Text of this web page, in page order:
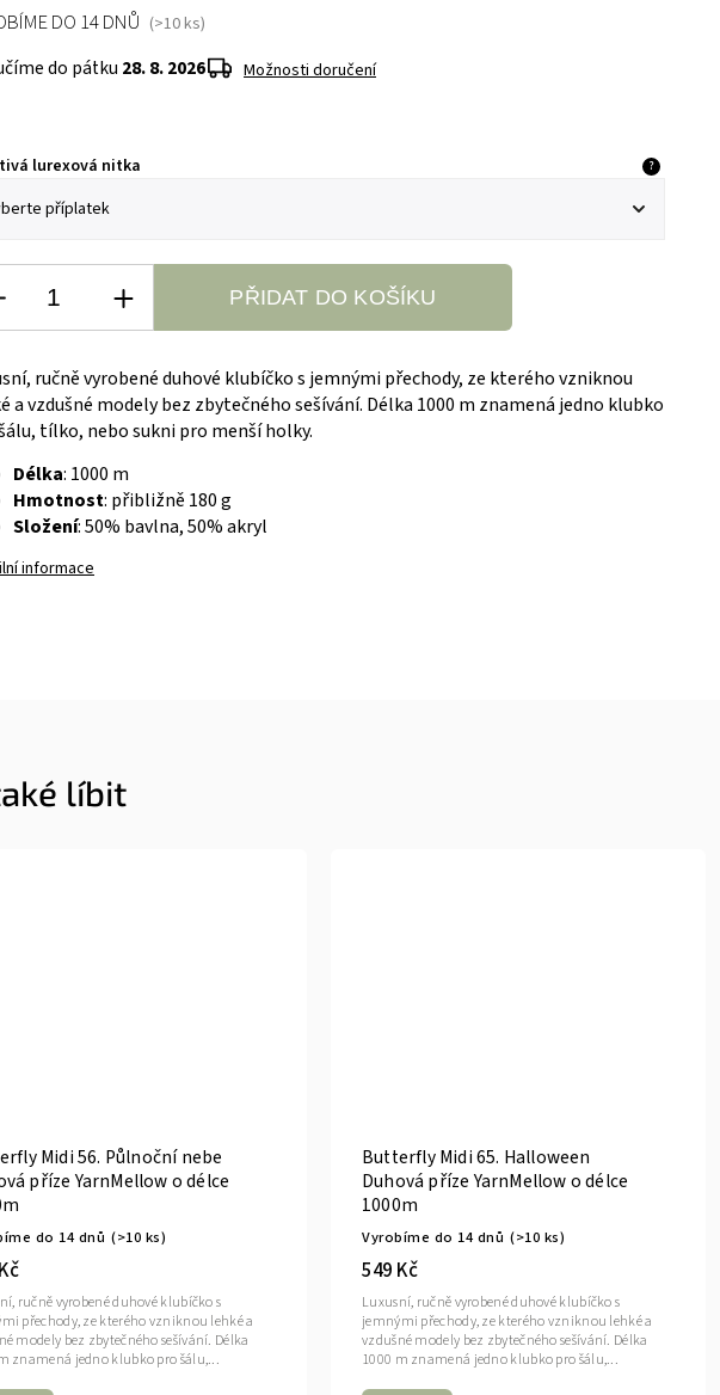
lurexová nitka ?
DO 14 DNŮ (>10 ks)
do pátku 28. 8. 2026 Možnosti doručení
PŘIDAT DO KOŠÍKU
ručně vyrobené duhové klubíčko s jemnými přechody, ze kterého vzniknou
a vzdušné modely bez zbytečného sešívání. Délka 1000 m znamená jedno klubko
tílko, nebo sukni pro menší holky.
Délka: 1000 m
Hmotnost: přibližně 180 g
Složení: 50% bavlna, 50% akryl
informace
líbit
Midi 56. Půlnoční nebe
příze YarnMellow o délce
do 14 dnů (>10 ks)
ručně vyrobené duhové klubíčko s
přechody, ze kterého vzniknou lehké a
modely bez zbytečného sešívání. Délka
znamená jedno klubko pro šálu,...
Butterfly Midi 65. Halloween
Duhová příze YarnMellow o délce
1000m
Vyrobíme do 14 dnů (>10 ks)
549 Kč
Luxusní, ručně vyrobené duhové klubíčko s
jemnými přechody, ze kterého vzniknou lehké a
vzdušné modely bez zbytečného sešívání. Délka
1000 m znamená jedno klubko pro šálu,...